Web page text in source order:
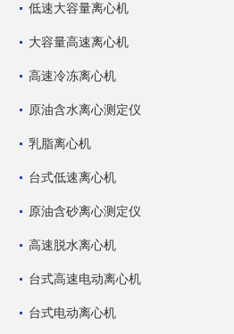
低速大容量离心机
大容量高速离心机
高速冷冻离心机
原油含水离心测定仪
乳脂离心机
台式低速离心机
原油含砂离心测定仪
高速脱水离心机
台式高速电动离心机
台式电动离心机